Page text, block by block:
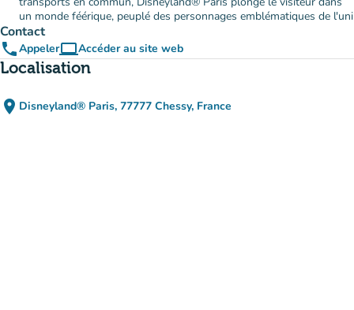
un monde féérique, peuplé des personnages emblématiques de l'uni
Contact
phoneAppelercomputerAccéder au site web
(nouvel onglet)
Localisation
place Disneyland® Paris, 77777 Chessy, France
(ouvrir dans Google Maps)
(nouvel onglet)